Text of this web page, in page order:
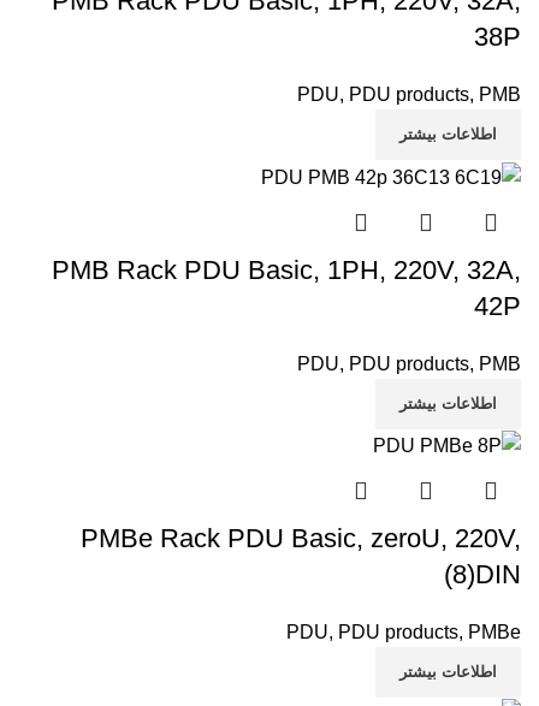
38P
PDU, PDU products, PMB
اطلاعات بیشتر
PMB Rack PDU Basic, 1PH, 220V, 32A,
42P
PDU, PDU products, PMB
اطلاعات بیشتر
PMBe Rack PDU Basic, zeroU, 220V,
(8)DIN
PDU, PDU products, PMBe
اطلاعات بیشتر